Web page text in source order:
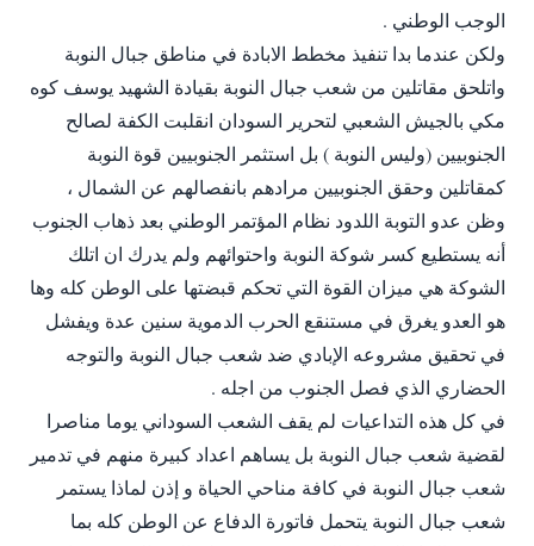
الوجب الوطني .
ولكن عندما بدا تنفيذ مخطط الابادة في مناطق جبال النوبة
واتلحق مقاتلين من شعب جبال النوبة بقيادة الشهيد يوسف كوه
مكي بالجيش الشعبي لتحرير السودان انقلبت الكفة لصالح
الجنوبيين (وليس النوبة ) بل استثمر الجنوبيين قوة النوبة
كمقاتلين وحقق الجنوبيين مرادهم بانفصالهم عن الشمال ،
وظن عدو التوبة اللدود نظام المؤتمر الوطني بعد ذهاب الجنوب
أنه يستطيع كسر شوكة النوبة واحتوائهم ولم يدرك ان اتلك
الشوكة هي ميزان القوة التي تحكم قبضتها على الوطن كله وها
هو العدو يغرق في مستنقع الحرب الدموية سنين عدة ويفشل
في تحقيق مشروعه الإبادي ضد شعب جبال النوبة والتوجه
الحضاري الذي فصل الجنوب من اجله .
في كل هذه التداعيات لم يقف الشعب السوداني يوما مناصرا
لقضية شعب جبال النوبة بل يساهم اعداد كبيرة منهم في تدمير
شعب جبال النوبة في كافة مناحي الحياة و إذن لماذا يستمر
شعب جبال النوبة يتحمل فاتورة الدفاع عن الوطن كله بما